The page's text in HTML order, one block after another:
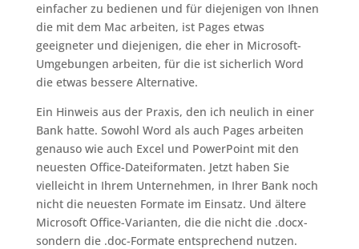
einfacher zu bedienen und für diejenigen von Ihnen
die mit dem Mac arbeiten, ist Pages etwas
geeigneter und diejenigen, die eher in Microsoft-
Umgebungen arbeiten, für die ist sicherlich Word
die etwas bessere Alternative.
Ein Hinweis aus der Praxis, den ich neulich in einer
Bank hatte. Sowohl Word als auch Pages arbeiten
genauso wie auch Excel und PowerPoint mit den
neuesten Office-Dateiformaten. Jetzt haben Sie
vielleicht in Ihrem Unternehmen, in Ihrer Bank noch
nicht die neuesten Formate im Einsatz. Und ältere
Microsoft Office-Varianten, die die nicht die .docx-
sondern die .doc-Formate entsprechend nutzen.